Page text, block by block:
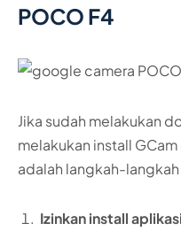
POCO F4
Jika sudah melakukan
melakukan install
adalah langkah-
Izinkan install